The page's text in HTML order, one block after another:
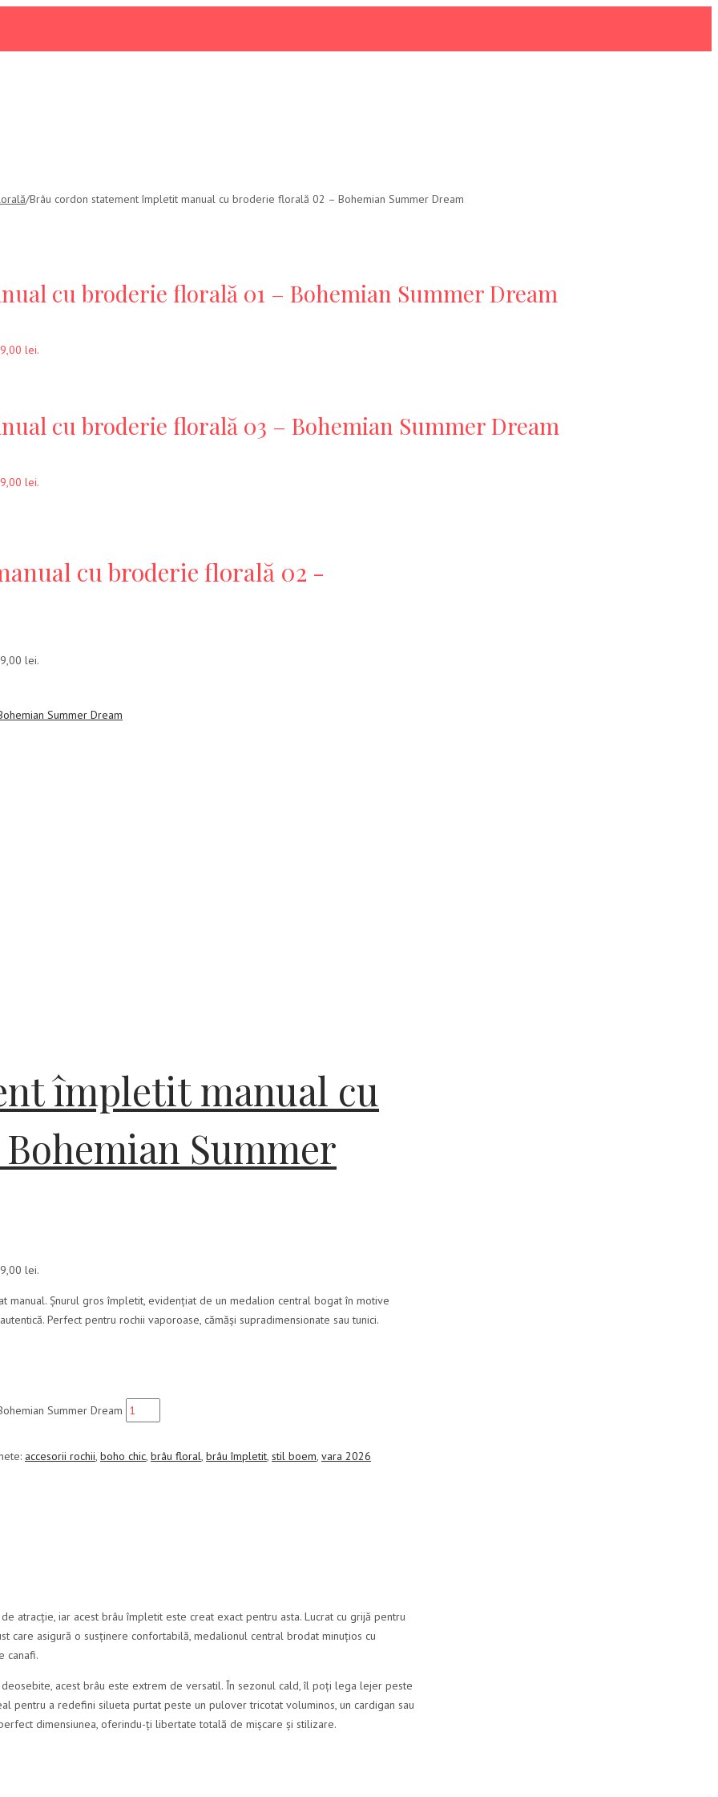
/Brâu cordon statement împletit manual cu broderie florală 02 – Bohemian Summer Dream
cu broderie florală 01 – Bohemian Summer Dream
lei.
cu broderie florală 03 – Bohemian Summer Dream
lei.
cu broderie florală 02 -
lei.
împletit manual cu
Summer
lei.
manual. Șnurul gros împletit, evidențiat de un medalion central bogat în motive
Perfect pentru rochii vaporoase, cămăși supradimensionate sau tunici.
Summer Dream
accesorii rochii, boho chic, brâu floral, brâu împletit, stil boem, vara 2026
atracție, iar acest brâu împletit este creat exact pentru asta. Lucrat cu grijă pentru
asigură o susținere confortabilă, medalionul central brodat minuțios cu
canafi.
acest brâu este extrem de versatil. În sezonul cald, îl poți lega lejer peste
pentru a redefini silueta purtat peste un pulover tricotat voluminos, un cardigan sau
dimensiunea, oferindu-ți libertate totală de mișcare și stilizare.